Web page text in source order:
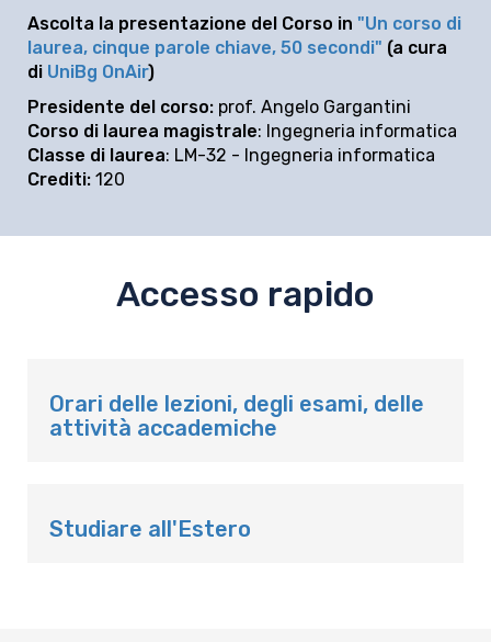
Ascolta la presentazione del Corso in "Un corso di
laurea, cinque parole chiave, 50 secondi" (a cura
di UniBg OnAir)
Presidente del corso: prof. Angelo Gargantini
Corso di laurea magistrale: Ingegneria informatica
Classe di laurea: LM-32 - Ingegneria informatica
Crediti: 120
Accesso rapido
Orari delle lezioni, degli esami, delle
attività accademiche
Studiare all'Estero